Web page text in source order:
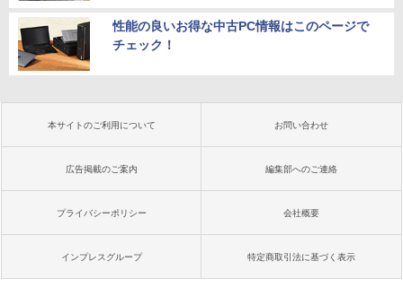
性能の良いお得な中古PC情報はこのページで
チェック！
本サイトのご利用について お問い合わせ
広告掲載のご案内 編集部へのご連絡
プライバシーポリシー 会社概要
インプレスグループ 特定商取引法に基づく表示